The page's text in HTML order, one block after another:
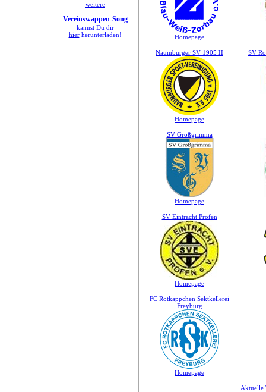
weitere
Vereinswappen-Song
kannst Du dir
hierherunterladen! Homepage
Naumburger SV 1905 II
Homepage
SV
SV Großgrimma
Homepage
SV Eintracht Profen
Homepage
FC Rotkäppchen Sektkellerei
Freyburg
Homepage
Aktuelle